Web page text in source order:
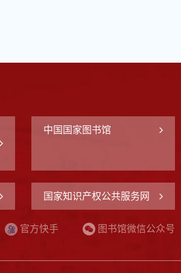
中国国家图书馆
国家知识产权公共服务网
官方快手 图书馆微信公众号